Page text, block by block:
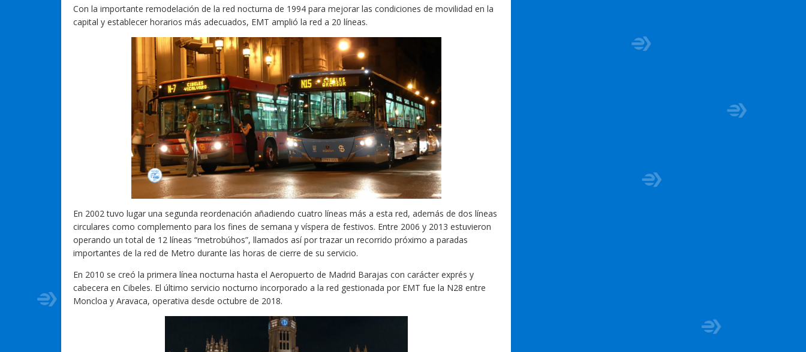
Con la importante remodelación de la red nocturna de 1994 para mejorar las condiciones de movilidad en la
capital y establecer horarios más adecuados, EMT amplió la red a 20 líneas.
En 2002 tuvo lugar una segunda reordenación añadiendo cuatro líneas más a esta red, además de dos líneas
circulares como complemento para los fines de semana y víspera de festivos. Entre 2006 y 2013 estuvieron
operando un total de 12 líneas “metrobúhos”, llamados así por trazar un recorrido próximo a paradas
importantes de la red de Metro durante las horas de cierre de su servicio.
En 2010 se creó la primera línea nocturna hasta el Aeropuerto de Madrid Barajas con carácter exprés y
cabecera en Cibeles. El último servicio nocturno incorporado a la red gestionada por EMT fue la N28 entre
Moncloa y Aravaca, operativa desde octubre de 2018.